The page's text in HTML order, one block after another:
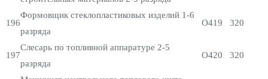
196
Формовщик стеклопластиковых изделий 1-6
разряда
О419 320
197
Слесарь по топливной аппаратуре 2-5
разряда
О420 320